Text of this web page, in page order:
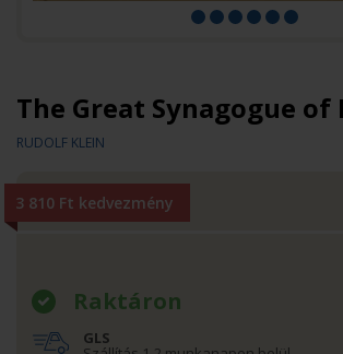
The Great Synagogue of
RUDOLF KLEIN
3 810 Ft kedvezmény
Raktáron
GLS